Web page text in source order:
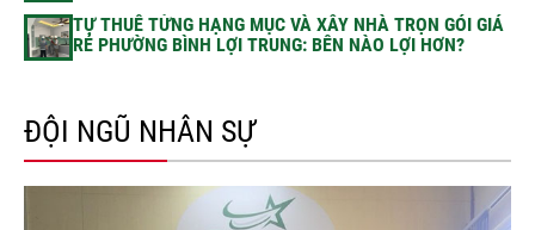
TỰ THUÊ TỪNG HẠNG MỤC VÀ XÂY NHÀ TRỌN GÓI GIÁ
RẺ PHƯỜNG BÌNH LỢI TRUNG: BÊN NÀO LỢI HƠN?
ĐỘI NGŨ NHÂN SỰ